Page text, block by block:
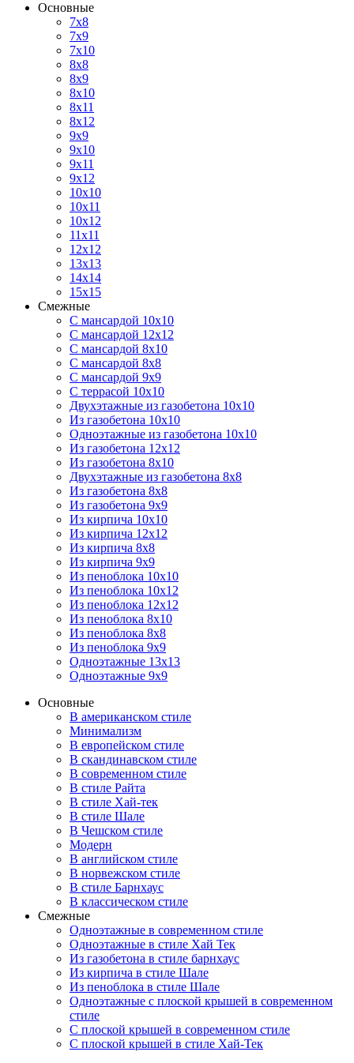
Основные
7х8
7х9
7х10
8х8
8х9
8х10
8х11
8х12
9х9
9х10
9х11
9х12
10х10
10х11
10х12
11х11
12х12
13х13
14х14
15х15
Смежные
С мансардой 10х10
С мансардой 12х12
С мансардой 8х10
С мансардой 8х8
С мансардой 9х9
С террасой 10х10
Двухэтажные из газобетона 10х10
Из газобетона 10х10
Одноэтажные из газобетона 10х10
Из газобетона 12х12
Из газобетона 8х10
Двухэтажные из газобетона 8х8
Из газобетона 8х8
Из газобетона 9х9
Из кирпича 10х10
Из кирпича 12х12
Из кирпича 8х8
Из кирпича 9х9
Из пеноблока 10х10
Из пеноблока 10х12
Из пеноблока 12х12
Из пеноблока 8х10
Из пеноблока 8х8
Из пеноблока 9х9
Одноэтажные 13х13
Одноэтажные 9х9
Основные
В американском стиле
Минимализм
В европейском стиле
В скандинавском стиле
В современном стиле
В стиле Райта
В стиле Хай-тек
В стиле Шале
В Чешском стиле
Модерн
В английском стиле
В норвежском стиле
В стиле Барнхаус
В классическом стиле
Смежные
Одноэтажные в современном стиле
Одноэтажные в стиле Хай Тек
Из газобетона в стиле барнхаус
Из кирпича в стиле Шале
Из пеноблока в стиле Шале
Одноэтажные с плоской крышей в современном
стиле
С плоской крышей в современном стиле
С плоской крышей в стиле Хай-Тек